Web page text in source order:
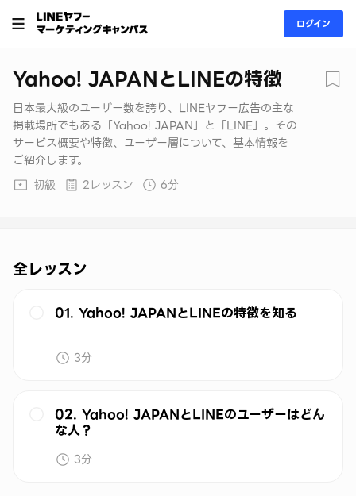
ログイン
Yahoo! JAPANとLINEの特徴
日本最大級のユーザー数を誇り、LINEヤフー広告の主な
掲載場所でもある「Yahoo! JAPAN」と「LINE」。その
サービス概要や特徴、ユーザー層について、基本情報を
ご紹介します。
初級
2レッスン 6分
全レッスン
01. Yahoo! JAPANとLINEの特徴を知る
3分
02. Yahoo! JAPANとLINEのユーザーはどん
な人？
3分